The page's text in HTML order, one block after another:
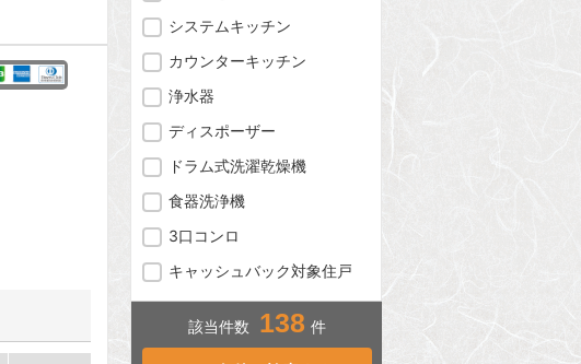
システムキッチン
カウンターキッチン
浄水器
ディスポーザー
ドラム式洗濯乾燥機
食器洗浄機
3口コンロ
キャッシュバック対象住戸
該当件数 138 件